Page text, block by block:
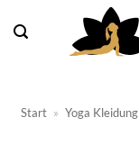
Inhalt
Start » Yoga Kleidung